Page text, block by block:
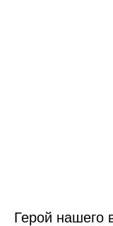
Герой нашего